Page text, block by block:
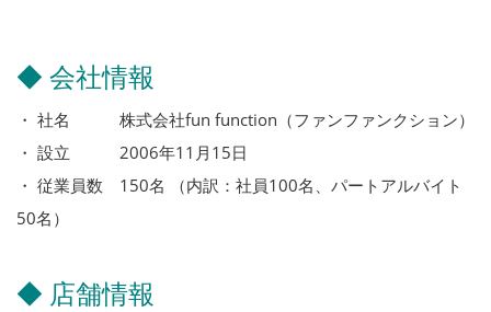
◆ 会社情報
・ 社名 株式会社fun function（ファンファンクション）
・ 設立 2006年11月15日
・ 従業員数 150名 （内訳：社員100名、パートアルバイト
50名）
◆ 店舗情報